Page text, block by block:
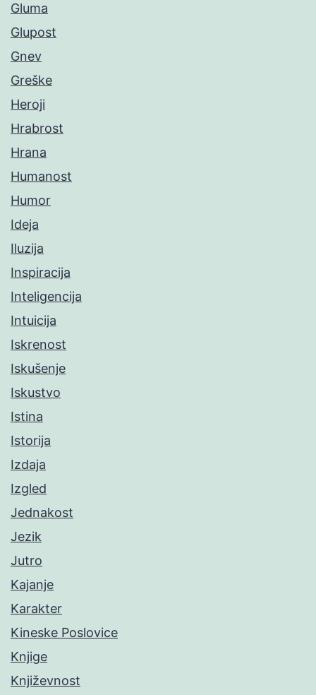
Gluma
Glupost
Gnev
Greške
Heroji
Hrabrost
Hrana
Humanost
Humor
Ideja
Iluzija
Inspiracija
Inteligencija
Intuicija
Iskrenost
Iskušenje
Iskustvo
Istina
Istorija
Izdaja
Izgled
Jednakost
Jezik
Jutro
Kajanje
Karakter
Kineske Poslovice
Knjige
Književnost